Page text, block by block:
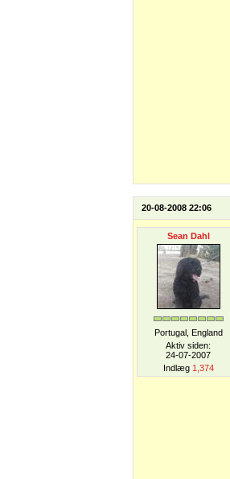
20-08-2008 22:06
Sean Dahl
Portugal, England
Aktiv siden:
24-07-2007
Indlæg 1,374